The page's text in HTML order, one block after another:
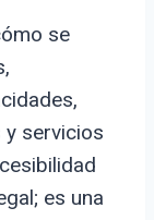
se
servicios
es una